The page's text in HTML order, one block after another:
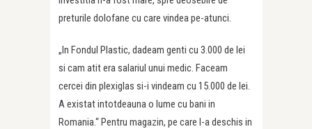
preturile dolofane cu care vindea pe-atunci.
„In Fondul Plastic, dadeam genti cu 3.000 de lei
si cam atit era salariul unui medic. Faceam
cercei din plexiglas si-i vindeam cu 15.000 de lei.
A existat intotdeauna o lume cu bani in
Romania.“ Pentru magazin, pe care l-a deschis in